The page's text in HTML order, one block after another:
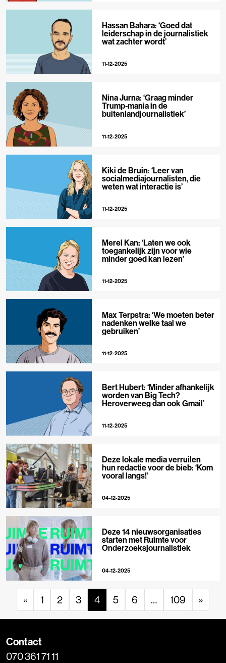
Hassan Bahara: ‘Goed dat
leiderschap in de journalistiek
wat zachter wordt’
11-12-2025
Nina Jurna: ‘Graag minder
Trump-mania in de
buitenlandjournalistiek’
11-12-2025
Kiki de Bruin: ‘Leer van
socialmediajournalisten, die
weten wat interactie is’
11-12-2025
Merel Kan: ‘Laten we ook
toegankelijk zijn voor wie
minder goed kan lezen’
11-12-2025
Max Terpstra: ‘We moeten beter
nadenken welke taal we
gebruiken’
11-12-2025
Bert Hubert: ‘Minder afhankelijk
worden van Big Tech?
Heroverweeg dan ook Gmail’
11-12-2025
Deze lokale media verruilen
hun redactie voor de bieb: ‘Kom
vooral langs!’
04-12-2025
Deze 14 nieuwsorganisaties
starten met Ruimte voor
Onderzoeksjournalistiek
04-12-2025
« 1 2 3 4 5 6 … 109 »
Contact
070 361 71 11